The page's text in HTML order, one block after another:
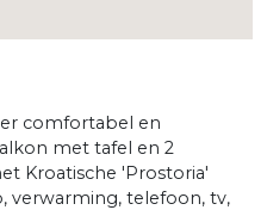
comfortabel en
met tafel en 2
Kroatische 'Prostoria'
verwarming, telefoon, tv,